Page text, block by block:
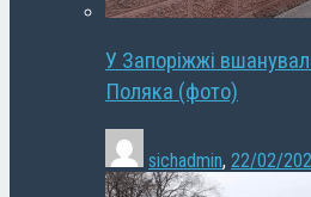
У Запоріжжі
Поляка (фото)
sichadmin, 22/02/